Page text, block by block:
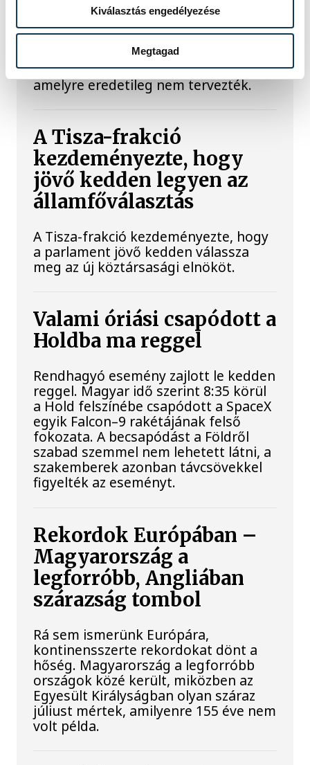
Kiválasztás engedélyezése
Megtagad
szakember, aki korábban éveken át
felelt a hazai energetikai
fejlesztésekért és a paksi blokkok
működéséért, arra figyelmeztet: az
erőmű olyan üzemállapotban van,
amelyre eredetileg nem tervezték.
A Tisza-frakció
kezdeményezte, hogy
jövő kedden legyen az
államfőválasztás
A Tisza-frakció kezdeményezte, hogy
a parlament jövő kedden válassza
meg az új köztársasági elnököt.
Valami óriási csapódott a
Holdba ma reggel
Rendhagyó esemény zajlott le kedden
reggel. Magyar idő szerint 8:35 körül
a Hold felszínébe csapódott a SpaceX
egyik Falcon–9 rakétájának felső
fokozata. A becsapódást a Földről
szabad szemmel nem lehetett látni, a
szakemberek azonban távcsövekkel
figyelték az eseményt.
Rekordok Európában –
Magyarország a
legforróbb, Angliában
szárazság tombol
Rá sem ismerünk Európára,
kontinensszerte rekordokat dönt a
hőség. Magyarország a legforróbb
országok közé került, miközben az
Egyesült Királyságban olyan száraz
júliust mértek, amilyenre 155 éve nem
volt példa.